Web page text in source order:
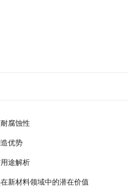
腐蚀性
优势
途解析
新材料领域中的潜在价值